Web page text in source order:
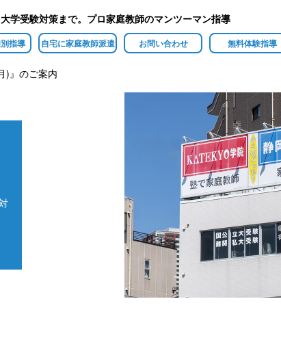
学受験対策まで。プロ家庭教師のマンツーマン指導
指導 自宅に家庭教師派遣 お問い合わせ 無料体験指導
)』のご案内